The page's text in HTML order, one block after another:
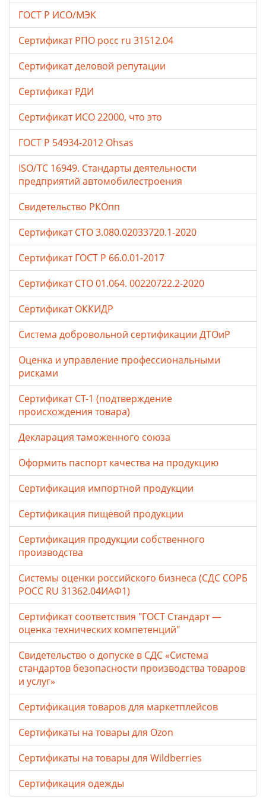
ГОСТ Р ИСО/МЭК
Сертификат РПО росс ru 31512.04
Сертификат деловой репутации
Сертификат РДИ
Сертификат ИСО 22000, что это
ГОСТ Р 54934-2012 Ohsas
ISO/TC 16949. Стандарты деятельности
предприятий автомобилестроения
Свидетельство РКОпп
Сертификат СТО 3.080.02033720.1-2020
Сертификат ГОСТ Р 66.0.01-2017
Сертификат СТО 01.064. 00220722.2-2020
Сертификат ОККИДР
Система добровольной сертификации ДТОиР
Оценка и управление профессиональными
рисками
Сертификат СТ-1 (подтверждение
происхождения товара)
Декларация таможенного союза
Оформить паспорт качества на продукцию
Сертификация импортной продукции
Сертификация пищевой продукции
Сертификация продукции собственного
производства
Системы оценки российского бизнеса (СДС СОРБ
РОСС RU 31362.04ИАФ1)
Сертификат соответствия "ГОСТ Стандарт —
оценка технических компетенций"
Свидетельство о допуске в СДС «Система
стандартов безопасности производства товаров
и услуг»
Сертификация товаров для маркетплейсов
Cертификаты на товары для Ozon
Cертификаты на товары для Wildberries
Сертификация одежды